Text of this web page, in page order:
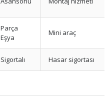
Parça
Eşya
Mini araç
Sigortalı Hasar sigortası